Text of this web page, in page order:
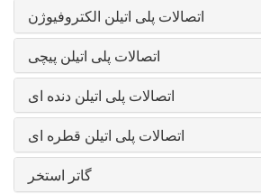
اتصالات پلی اتیلن الکتروفیوژن
اتصالات پلی اتیلن پیچی
اتصالات پلی اتیلن دنده ای
اتصالات پلی اتیلن قطره ای
گاتر استخر